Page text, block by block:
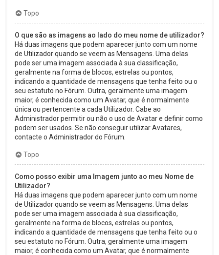
Topo
O que são as imagens ao lado do meu nome de utilizador?
Há duas imagens que podem aparecer junto com um nome
de Utilizador quando se veem as Mensagens. Uma delas
pode ser uma imagem associada à sua classificação,
geralmente na forma de blocos, estrelas ou pontos,
indicando a quantidade de mensagens que tenha feito ou o
seu estatuto no Fórum. Outra, geralmente uma imagem
maior, é conhecida como um Avatar, que é normalmente
única ou pertencente a cada Utilizador. Cabe ao
Administrador permitir ou não o uso de Avatar e definir como
podem ser usados. Se não conseguir utilizar Avatares,
contacte o Administrador do Fórum.
Topo
Como posso exibir uma Imagem junto ao meu Nome de
Utilizador?
Há duas imagens que podem aparecer junto com um nome
de Utilizador quando se veem as Mensagens. Uma delas
pode ser uma imagem associada à sua classificação,
geralmente na forma de blocos, estrelas ou pontos,
indicando a quantidade de mensagens que tenha feito ou o
seu estatuto no Fórum. Outra, geralmente uma imagem
maior, é conhecida como um Avatar, que é normalmente